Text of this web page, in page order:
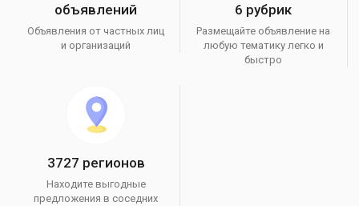
объявлений
Объявления от частных лиц
и организаций
6 рубрик
Размещайте объявление на
любую тематику легко и
быстро
3727 регионов
Находите выгодные
предложения в соседних